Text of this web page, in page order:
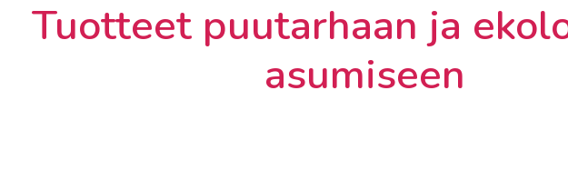
Tuotteet puutarhaan ja
asumiseen